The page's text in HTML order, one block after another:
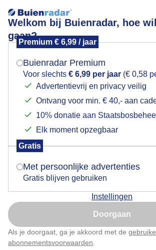
Welkom bij Buienradar, hoe
gaan?
Premium € 6,99 / jaar
Buienradar Premium
Voor slechts € 6,99 per jaar (€ 0,58
Advertentievrij en privacy veilig
Ontvang voor min. € 40,- aan
10% donatie aan
Elk moment opzegbaar
Gratis
Met persoonlijke advertenties
Gratis blijven gebruiken
Instellingen
Doorgaan
Als je doorgaat, ga je akkoord met de
abonnementsvoorwaarden
Paarden en oranje vlaggen
lucht aan zee
Door: John Dalhuijsen Gemaakt: 09-06-2026,
Mogen we je locatie
Indien je hier nog geen akkoord op
verschijnt er zo een pop-up uit je
Is goed, toon de
Nu niet, misschien
Klik hierom dit aan te